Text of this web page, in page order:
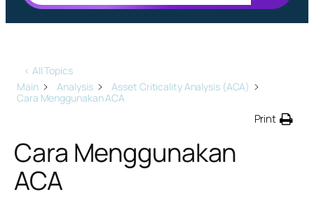
< All Topics
Main
Analysis
Asset Criticality Analysis (ACA)
Cara Menggunakan ACA
Print
Cara Menggunakan
ACA